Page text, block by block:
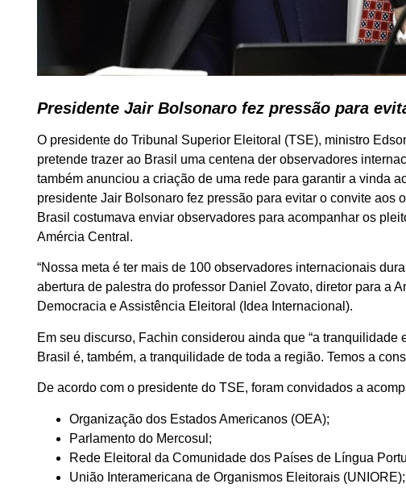
Presidente Jair Bolsonaro fez pressão para
O presidente do Tribunal Superior Eleitoral (TSE), ministro
pretende trazer ao Brasil uma centena der observadores
também anunciou a criação de uma rede para garantir a vinda
presidente Jair Bolsonaro fez pressão para evitar o convite aos
Brasil costumava enviar observadores para acompanhar os
Amércia Central.
“Nossa meta é ter mais de 100 observadores internacionais
abertura de palestra do professor Daniel Zovato, diretor para a
Democracia e Assistência Eleitoral (Idea Internacional).
Em seu discurso, Fachin considerou ainda que “a
Brasil é, também, a tranquilidade de toda a região. Temos a
De acordo com o presidente do TSE, foram convidados a
Organização dos Estados Americanos (OEA);
Parlamento do Mercosul;
Rede Eleitoral da Comunidade dos Países de Língua
União Interamericana de Organismos Eleitorais (UNIORE);